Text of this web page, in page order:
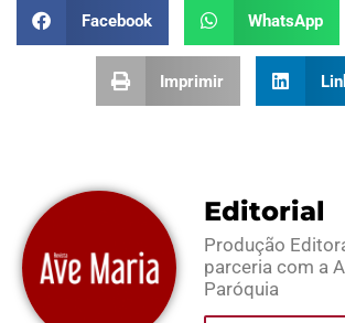
Facebook WhatsApp
Imprimir
Editorial
Produção
parceria com a
Paróquia